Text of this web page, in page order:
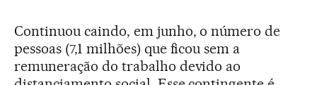
Continuou caindo, em junho, o número de
pessoas (7,1 milhões) que ficou sem a
remuneração do trabalho devido ao